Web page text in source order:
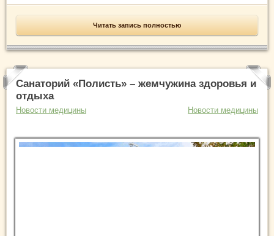
Читать запись полностью
Санаторий «Полисть» – жемчужина здоровья и
отдыха
Новости медицины Новости медицины